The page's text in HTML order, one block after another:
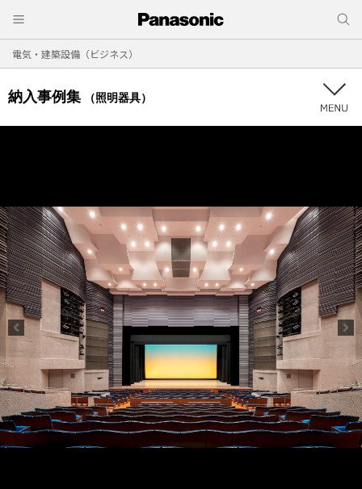
電気・建築設備（ビジネス）
納入事例集 （照明器具）